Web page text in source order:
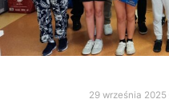
29 września 2025